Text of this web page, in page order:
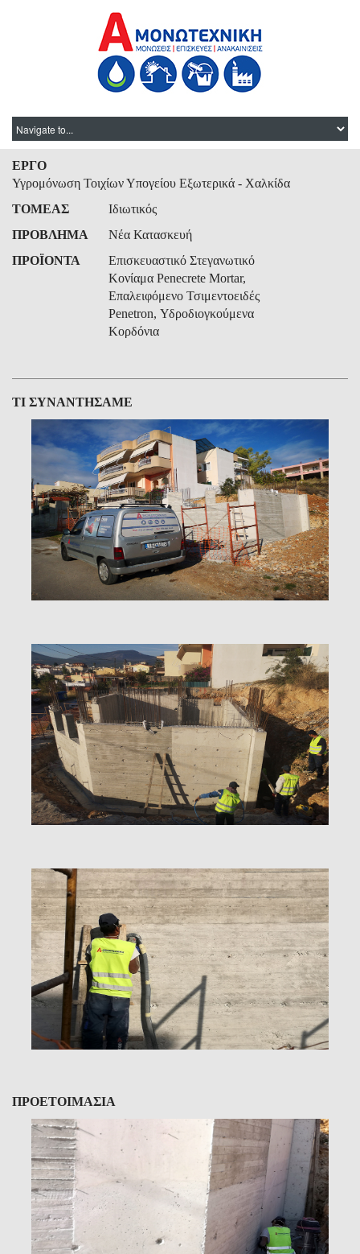
ΕΡΓΟ
Υγρομόνωση Τοιχίων Υπογείου Εξωτερικά - Χαλκίδα
ΤΟΜΕΑΣ
Ιδιωτικός
ΠΡΟΒΛΗΜΑ
Νέα Κατασκευή
ΠΡΟΪΟΝΤΑ
Επισκευαστικό Στεγανωτικό
Κονίαμα Penecrete Mortar,
Επαλειφόμενο Τσιμεντοειδές
Penetron, Υδροδιογκούμενα
Κορδόνια
ΤΙ ΣΥΝΑΝΤΗΣΑΜΕ
ΠΡΟΕΤΟΙΜΑΣΙΑ